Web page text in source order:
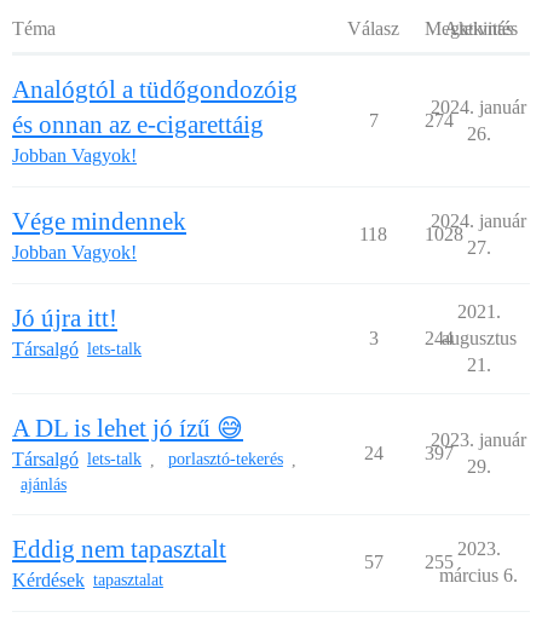
Téma Válasz Megtekintés
Aktivitás
Analógtól a tüdőgondozóig
és onnan az e-cigarettáig
Jobban Vagyok!
7 274
2024. január
26.
Vége mindennek
Jobban Vagyok!
118 1028
2024. január
27.
Jó újra itt!
Társalgó lets-talk
3 244
2021.
augusztus
21.
A DL is lehet jó ízű 😅
Társalgó lets-talk porlasztó-tekerés
ajánlás
24 397
2023. január
29.
Eddig nem tapasztalt
Kérdések tapasztalat
57 255
2023.
március 6.